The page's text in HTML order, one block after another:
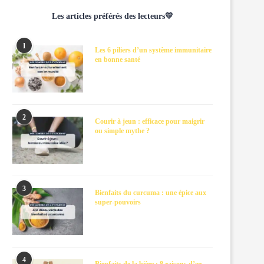
Les articles préférés des lecteurs💛
1
Les 6 piliers d’un système immunitaire
en bonne santé
2
Courir à jeun : efficace pour maigrir
ou simple mythe ?
3
Bienfaits du curcuma : une épice aux
super-pouvoirs
4